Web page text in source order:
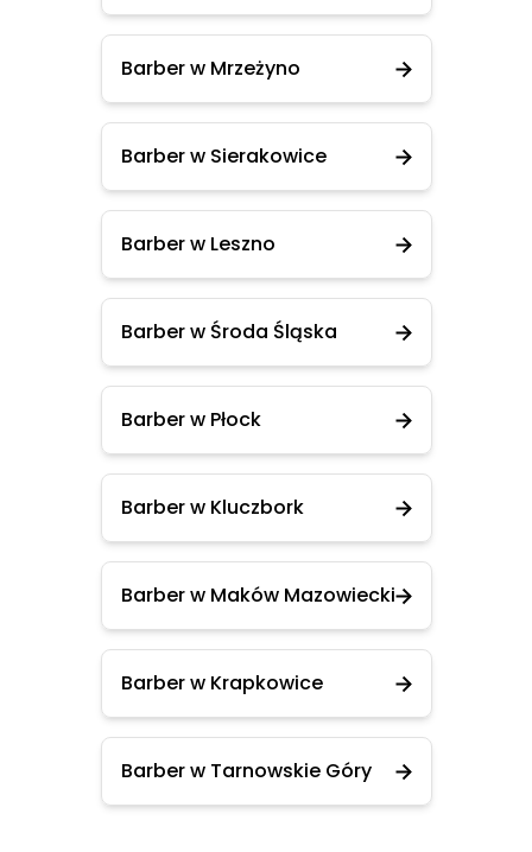
Barber w Mrzeżyno
Barber w Sierakowice
Barber w Leszno
Barber w Środa Śląska
Barber w Płock
Barber w Kluczbork
Barber w Maków Mazowiecki
Barber w Krapkowice
Barber w Tarnowskie Góry